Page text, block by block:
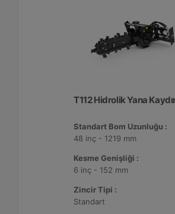
T112 Hidrolik Yana
Standart Bom Uzunluğu :
48 inç - 1219 mm
Kesme Genişliği :
6 inç - 152 mm
Zincir Tipi :
Standart